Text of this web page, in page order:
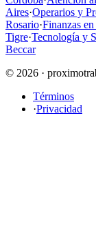
Aires·Operarios y
Rosario·Finanzas
Tigre·Tecnología y
Beccar
© 2026 ·
Términos
·Privacidad